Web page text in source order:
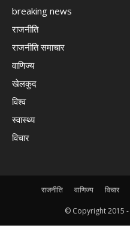
breaking news
राजनीति
राजनीति समाचार
वाणिज्य
खेलकुद
विश्व
स्वास्थ्य
विचार
राजनीति वाणिज्य विचार
© Copyright 2015 -